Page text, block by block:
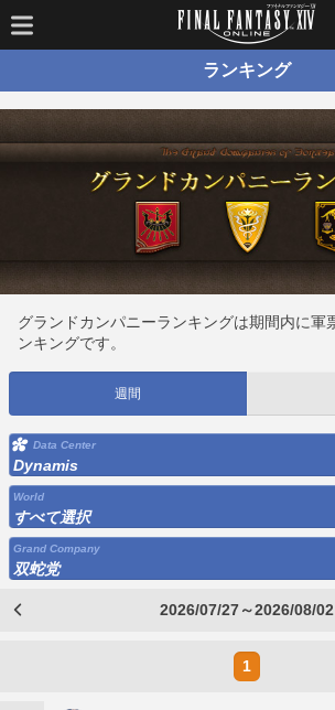
ランキング
グランドカンパニーランキングは期間内に軍
ンキングです。
週間
Data Center
Dynamis
World
すべて選択
Grand Company
双蛇党
2026/07/27～2026/08/02
1